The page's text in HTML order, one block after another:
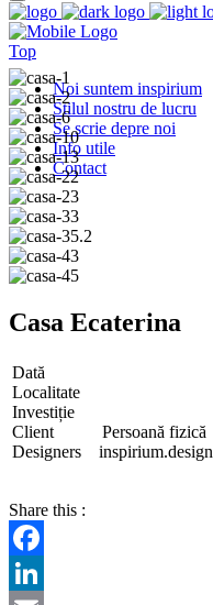
Top
Noi suntem inspirium
Stilul nostru de lucru
Se scrie depre noi
Info utile
Contact
Casa Ecaterina
Dată
Localitate
Investiție
Client Persoană fizică
Designers inspirium.design
Share this :
Facebook